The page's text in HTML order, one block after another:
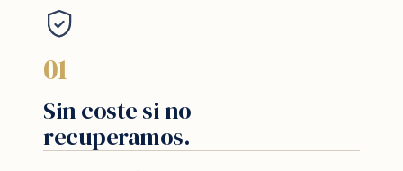
01
Sin coste si no
recuperamos.